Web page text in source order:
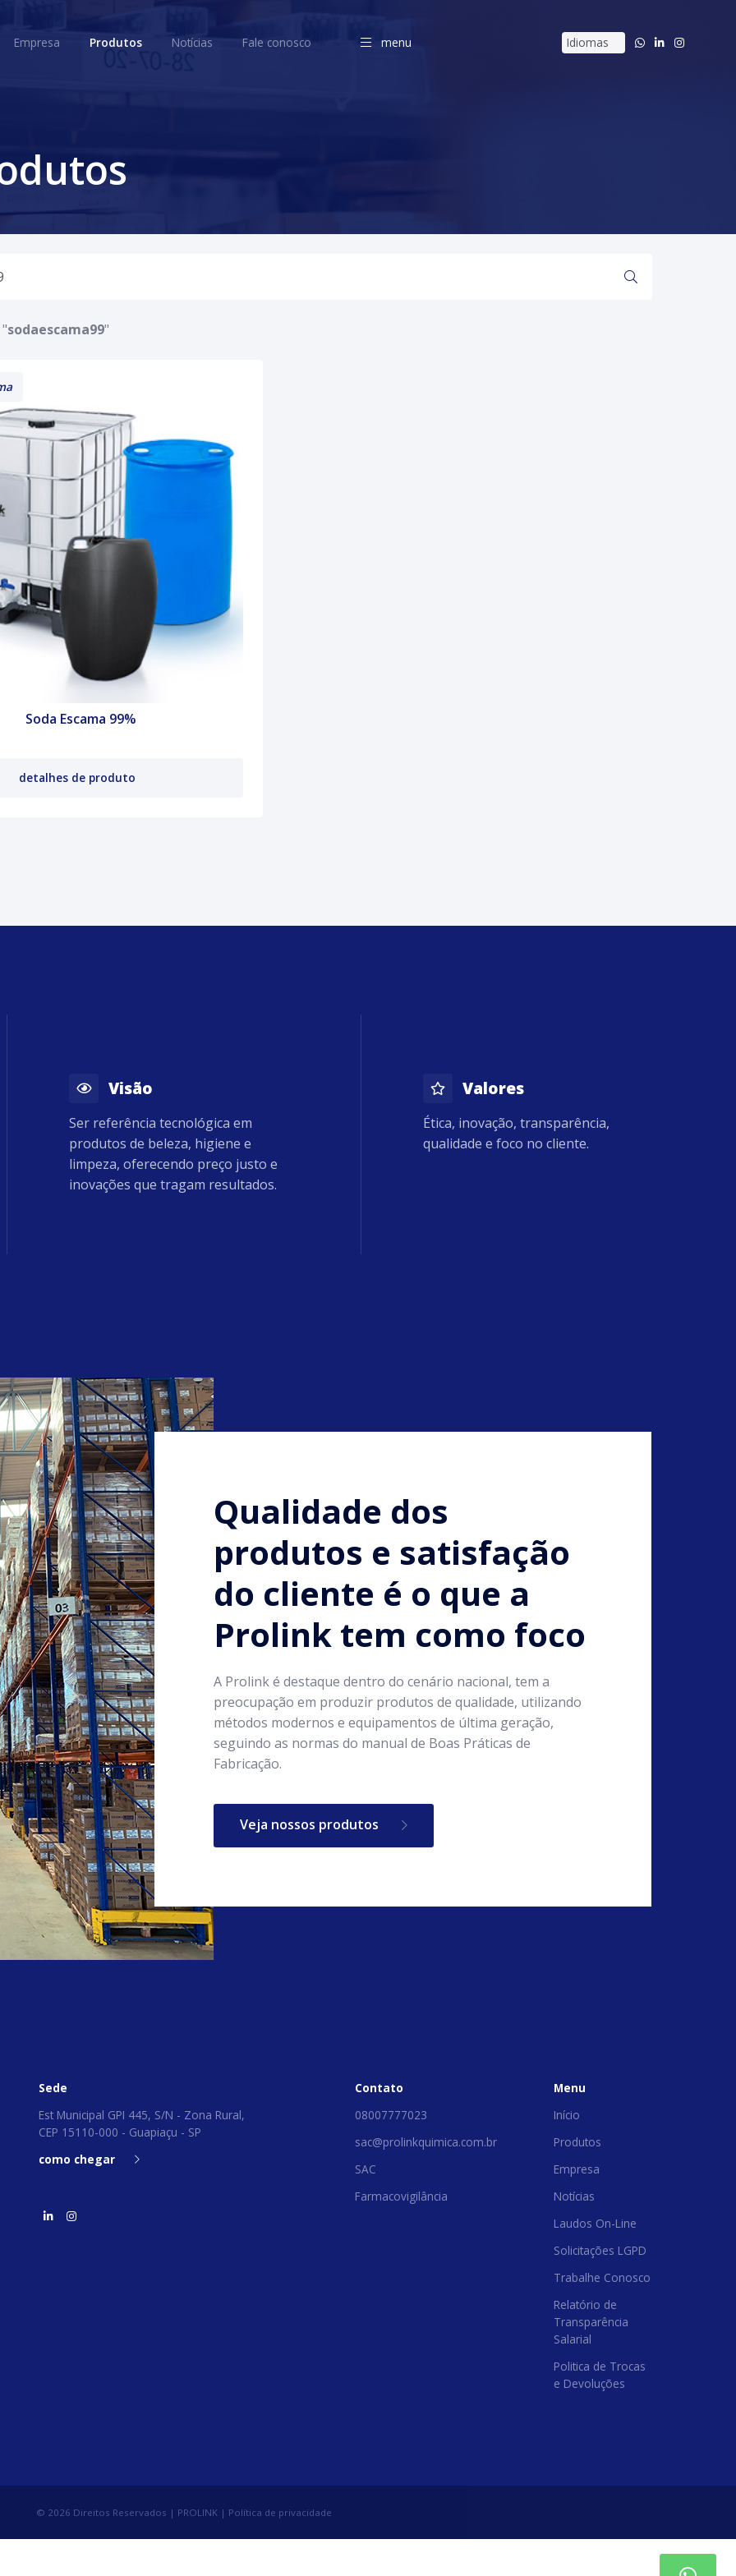
Empresa Produtos Notícias Fale conosco menu
Produtos
sodaescama99"
Soda Escama 99%
detalhes de produto
Visão
Ser referência tecnológica em
produtos de beleza, higiene e
limpeza, oferecendo preço justo e
inovações que tragam resultados.
Valores
Ética, inovação, transparência,
qualidade e foco no cliente.
Qualidade dos
produtos e satisfação
do cliente é o que a
Prolink tem como foco
A Prolink é destaque dentro do cenário nacional, tem a
preocupação em produzir produtos de qualidade, utilizando
métodos modernos e equipamentos de última geração,
seguindo as normas do manual de Boas Práticas de
Fabricação.
Veja nossos produtos
Sede
Est Municipal GPI 445, S/N - Zona Rural,
CEP 15110-000 - Guapiaçu - SP
como chegar
Contato
08007777023
sac@prolinkquimica.com.br
SAC
Farmacovigilância
Menu
Início
Produtos
Empresa
Notícias
Laudos On-Line
Solicitações LGPD
Trabalhe Conosco
Relatório de
Transparência
Salarial
Politica de Trocas
e Devoluções
© 2026 Direitos Reservados | PROLINK | Política de privacidade